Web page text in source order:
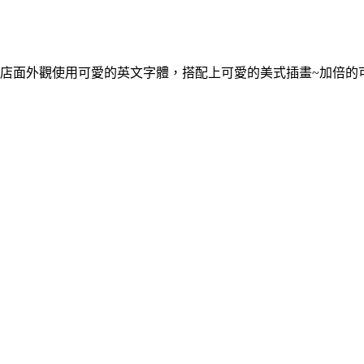
店面外觀使用可愛的英文字體，搭配上可愛的美式插畫~加倍的